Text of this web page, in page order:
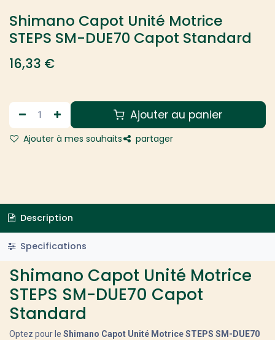
Shimano Capot Unité Motrice
STEPS SM-DUE70 Capot Standard
16,33 €
Ajouter au panier
Ajouter à mes souhaits partager
Description
Specifications
Shimano Capot Unité Motrice
STEPS SM-DUE70 Capot
Standard
Optez pour le Shimano Capot Unité Motrice STEPS SM-DUE70